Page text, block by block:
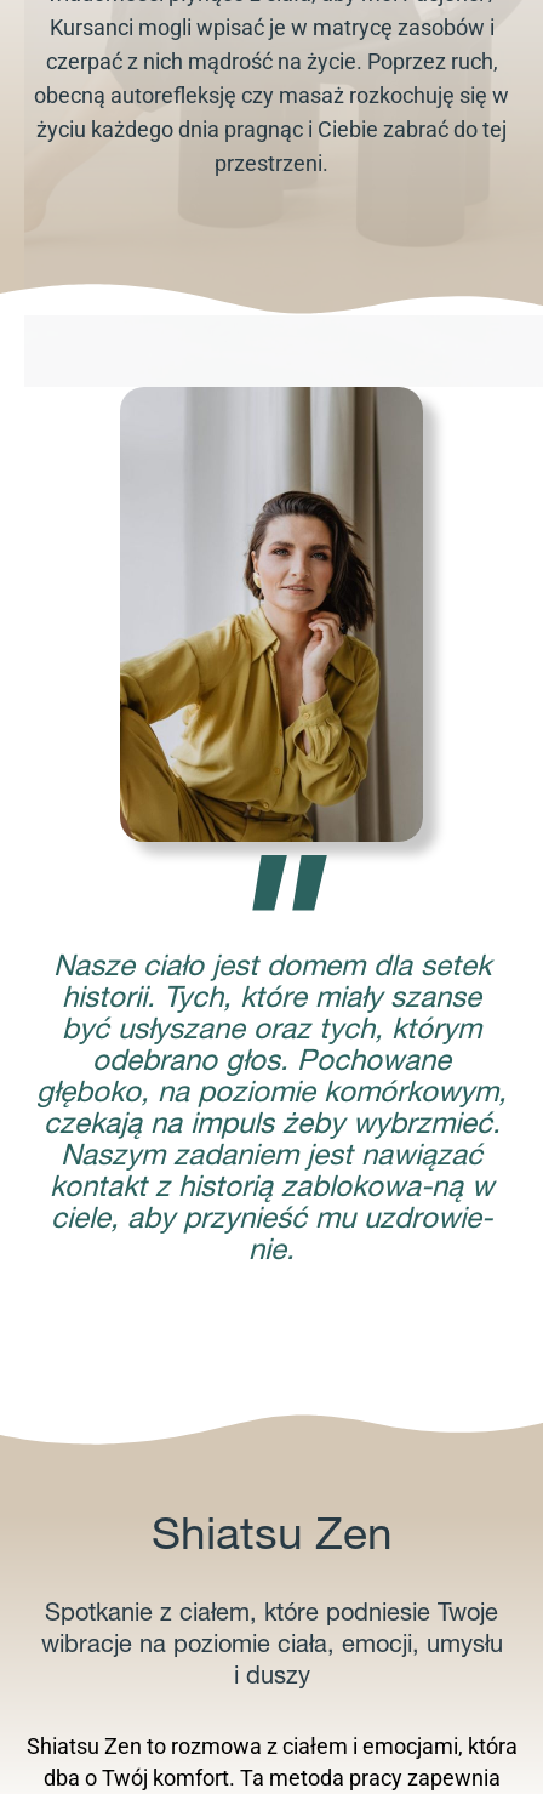
Kursanci mogli wpisać je w matrycę zasobów i
czerpać z nich mądrość na życie. Poprzez ruch,
obecną autorefleksję czy masaż rozkochuję się w
życiu każdego dnia pragnąc i Ciebie zabrać do tej
przestrzeni.
"
Nasze ciało jest domem dla setek
historii. Tych, które miały szanse
być usłyszane oraz tych, którym
odebrano głos. Pochowane
głęboko, na poziomie komórkowym,
czekają na impuls żeby wybrzmieć.
Naszym zadaniem jest nawiązać
kontakt z historią zablokowa-ną w
ciele, aby przynieść mu uzdrowie-
nie.
Shiatsu Zen
Spotkanie z ciałem, które podniesie Twoje
wibracje na poziomie ciała, emocji, umysłu
i duszy
Shiatsu Zen to rozmowa z ciałem i emocjami, która
dba o Twój komfort. Ta metoda pracy zapewnia